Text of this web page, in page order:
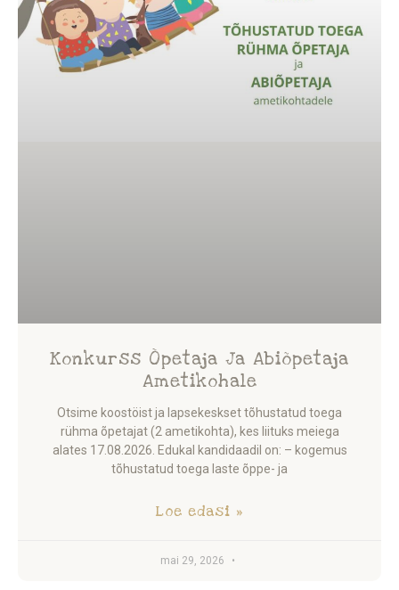
Konkurss Õpetaja Ja Abiõpetaja
Ametikohale
Otsime koostöist ja lapsekeskset tõhustatud toega
rühma õpetajat (2 ametikohta), kes liituks meiega
alates 17.08.2026. Edukal kandidaadil on: – kogemus
tõhustatud toega laste õppe- ja
Loe edasi »
mai 29, 2026